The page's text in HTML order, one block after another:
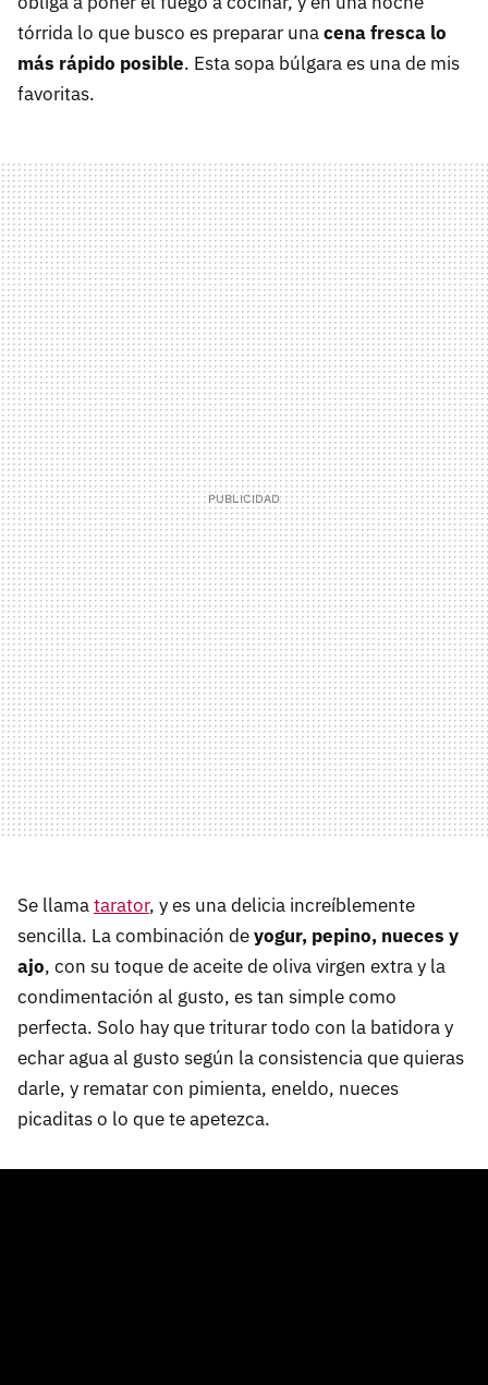
tórrida lo que busco es preparar unacena fresca lo
más rápido posible. Esta sopa búlgara es una de mis
favoritas.
Se llamatarator, y es una delicia increíblemente
sencilla. La combinación deyogur, pepino, nueces y
ajo, con su toque de aceite de oliva virgen extra y la
condimentación al gusto, es tan simple como
perfecta. Solo hay que triturar todo con la batidora y
echar agua al gusto según la consistencia que quieras
darle, y rematar con pimienta, eneldo, nueces
picaditas o lo que te apetezca.